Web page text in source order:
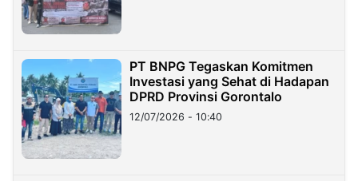
PT BNPG Tegaskan Komitmen
Investasi yang Sehat di Hadapan
DPRD Provinsi Gorontalo
12/07/2026 - 10:40